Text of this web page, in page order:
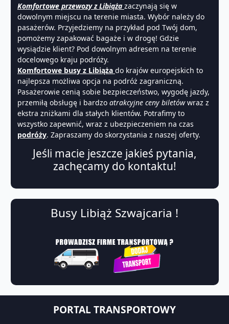
Komfortowe przewozy z Libiąża zaczynają się w
dowolnym miejscu na terenie miasta. Wybór należy do
pasażerów. Przyjedziemy na przykład pod Twój dom,
pomożemy zapakować bagaże i w drogę! Gdzie
wysiądzie klient? Pod dowolnym adresem na terenie
docelowego kraju podróży.
Komfortowe busy z Libiąża do krajów europejskich to
najlepsza możliwa opcja na podróż zagraniczną.
Pasażerowie cenią sobie bezpieczeństwo, wygodę jazdy,
przemiłą obsługę i bardzo atrakcyjne ceny biletówwraz z
ekstra zniżkami dla stałych klientów. Potrafimy to
wszystko zapewnić, wraz z ubezpieczeniem na czas
podróży. Zapraszamy do skorzystania z naszej oferty.
Jeśli macie jeszcze jakieś pytania,
zachęcamy do kontaktu!
Busy Libiąż Szwajcaria !
PORTAL TRANSPORTOWY